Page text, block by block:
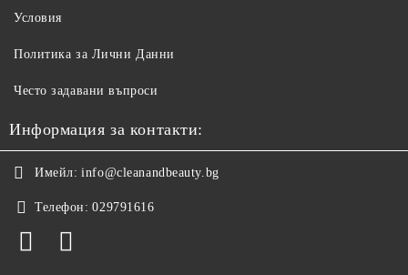
Условия
Политика за Лични Данни
Често задавани въпроси
Информация за контакти:
Имейл: info@cleanandbeauty.bg
Телефон: 029791616